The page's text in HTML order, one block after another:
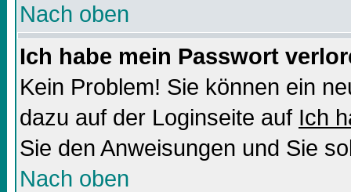
Nach oben
Ich habe mein Passwort
Kein Problem! Sie können ein
dazu auf der Loginseite auf Ich
Sie den Anweisungen und Sie
Nach oben